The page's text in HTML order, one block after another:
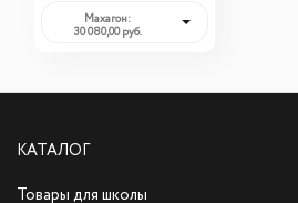
маятником
(К-2002-27м)
Махагон:
30 080,00 руб.
КАТАЛОГ
Товары для школы